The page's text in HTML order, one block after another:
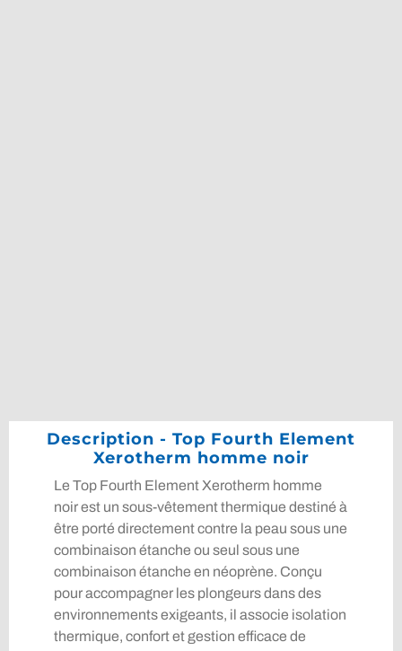
Description - Top Fourth Element
Xerotherm homme noir
Le Top Fourth Element Xerotherm homme
noir est un sous-vêtement thermique destiné à
être porté directement contre la peau sous une
combinaison étanche ou seul sous une
combinaison étanche en néoprène. Conçu
pour accompagner les plongeurs dans des
environnements exigeants, il associe isolation
thermique, confort et gestion efficace de